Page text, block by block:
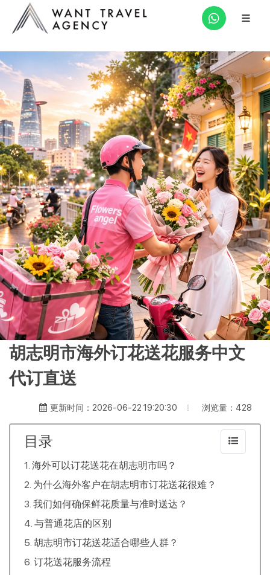
胡志明市海外订花送花服务中文
代订直送
更新时间：2026-06-22 19:20:30 浏览量：428
目录
海外可以订花送花在胡志明市吗？
为什么海外客户在胡志明市订花送花很难？
我们如何确保鲜花质量与准时送达？
与普通花店的区别
胡志明市订花送花适合哪些人群？
订花送花服务流程